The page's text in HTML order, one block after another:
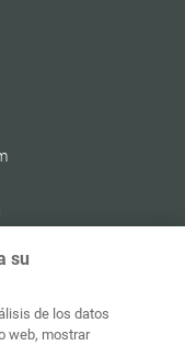
su
de los datos
web, mostrar